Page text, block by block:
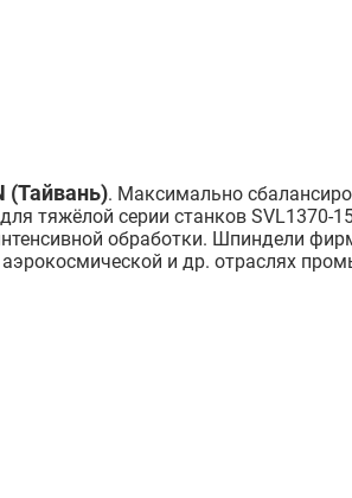
(Тайвань). Максимально
тяжёлой серии станков SVL1370-
обработки. Шпиндели
и др. отраслях